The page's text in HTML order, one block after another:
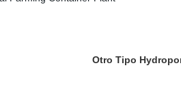
Otro Tipo